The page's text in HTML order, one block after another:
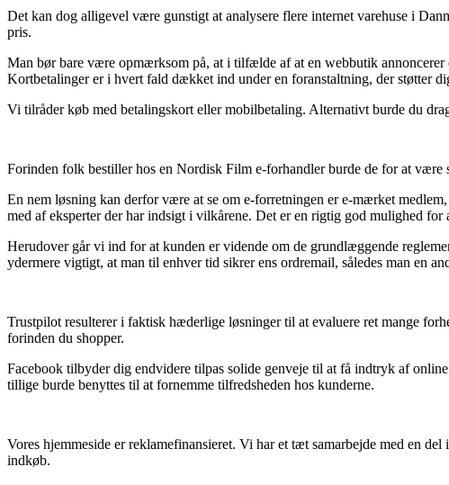
Det kan dog alligevel være gunstigt at analysere flere internet varehuse i
pris.
Man bør bare være opmærksom på, at i tilfælde af at en webbutik annoncerer
Kortbetalinger er i hvert fald dækket ind under en foranstaltning, der støtter
Vi tilråder køb med betalingskort eller mobilbetaling. Alternativt burde du
Forinden folk bestiller hos en Nordisk Film e-forhandler burde de for at
En nem løsning kan derfor være at se om e-forretningen er e-mærket
med af eksperter der har indsigt i vilkårene. Det er en rigtig god mulighed
Herudover går vi ind for at kunden er vidende om de grundlæggende
ydermere vigtigt, at man til enhver tid sikrer ens ordremail, således man en
Trustpilot resulterer i faktisk hæderlige løsninger til at evaluere ret mange
forinden du shopper.
Facebook tilbyder dig endvidere tilpas solide genveje til at få indtryk af
tillige burde benyttes til at fornemme tilfredsheden hos kunderne.
Vores hjemmeside er reklamefinansieret. Vi har et tæt samarbejde med en
indkøb.